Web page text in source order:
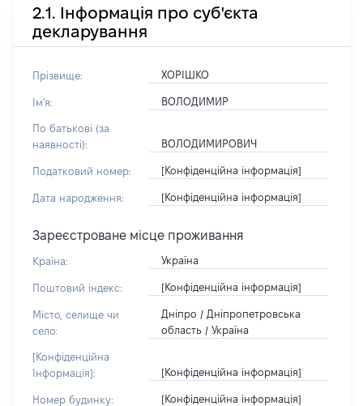
2.1. Інформація про суб'єкта
декларування
Прізвище: ХОРІШКО
Ім'я: ВОЛОДИМИР
По батькові (за
наявності):
ВОЛОДИМИРОВИЧ
Податковий номер: [Конфіденційна інформація]
Дата народження: [Конфіденційна інформація]
Зареєстроване місце проживання
Країна: Україна
Поштовий індекс: [Конфіденційна інформація]
Місто, селище чи
село:
Дніпро / Дніпропетровська
область / Україна
[Конфіденційна
Інформація]:
[Конфіденційна інформація]
Номер будинку: [Конфіденційна інформація]